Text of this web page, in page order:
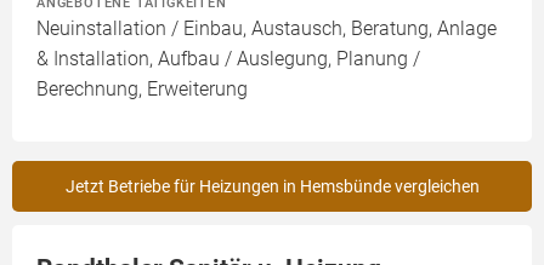
Neuinstallation / Einbau, Austausch, Beratung, Anlage
& Installation, Aufbau / Auslegung, Planung /
Berechnung, Erweiterung
Jetzt Betriebe für Heizungen in Hemsbünde vergleichen